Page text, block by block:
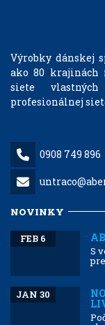
Výrobky dánskej
ako 80 krajinách
siete
profesionálnej
0908 749 896
NOVINKY
FEB 6
S
JAN 30